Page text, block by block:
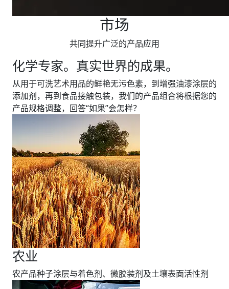
市场
共同提升广泛的产品应用
化学专家。真实世界的成果。
从用于可洗艺术用品的鲜艳无污色素，到增强油漆涂层的
添加剂，再到食品接触包装，我们的产品组合将根据您的
产品规格调整，回答“如果”会怎样？
农业
农产品种子涂层与着色剂、微胶装剂及土壤表面活性剂